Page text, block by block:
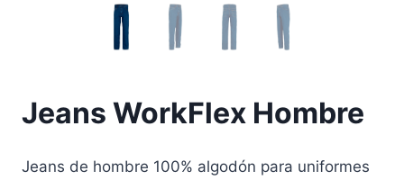
Jeans WorkFlex Hombre
Jeans de hombre 100% algodón para uniformes